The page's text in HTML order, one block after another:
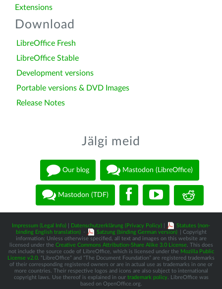
Extensions
Download
LibreOffice Fresh
LibreOffice Stable
Development versions
Portable versions & DVD Images
Release Notes
Jälgi meid
Our blog Mastodon (LibreOffice)
Mastodon (TDF)
Impressum (Legal Info) Datenschutzerklärung (Privacy Policy)
Statutes (non-
binding English translation) - Satzung (binding German version)
| Copyright
information: Unless otherwise specified, all text and images on this website are
licensed under the Creative Commons Attribution-Share Alike 3.0 License. This does
not include the source code of LibreOffice, which is licensed under the Mozilla Public
License v2.0 . “LibreOffice” and “The Document Foundation” are registered trademarks
of their corresponding registered owners or are in actual use as trademarks in one or
more countries. Their respective logos and icons are also subject to international
copyright laws. Use thereof is explained in our trademark policy. LibreOffice was
based on OpenOffice.org.